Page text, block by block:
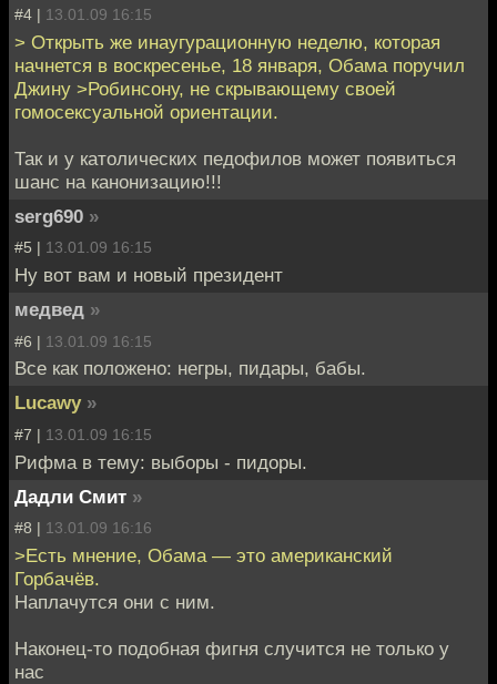
#4 | 13.01.09 16:15
> Открыть же инаугурационную неделю, которая
начнется в воскресенье, 18 января, Обама поручил
Джину >Робинсону, не скрывающему своей
гомосексуальной ориентации.
Так и у католических педофилов может появиться
шанс на канонизацию!!!
serg690 »
#5 | 13.01.09 16:15
Ну вот вам и новый президент
медвед »
#6 | 13.01.09 16:15
Все как положено: негры, пидары, бабы.
Lucawy »
#7 | 13.01.09 16:15
Рифма в тему: выборы - пидоры.
Дадли Смит »
#8 | 13.01.09 16:16
>Есть мнение, Обама — это американский
Горбачёв.
Наплачутся они с ним.
Наконец-то подобная фигня случится не только у
нас